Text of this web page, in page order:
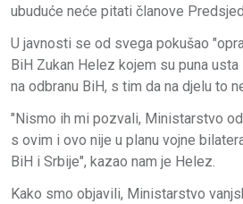
ubuduće neće pitati članove
U javnosti se od svega pokušao
BiH Zukan Helez kojem su puna
na odbranu BiH, s tim da na djelu to
"Nismo ih mi pozvali, Ministarstvo
s ovim i ovo nije u planu vojne
BiH i Srbije", kazao nam je Helez.
Kako smo objavili, Ministarstvo